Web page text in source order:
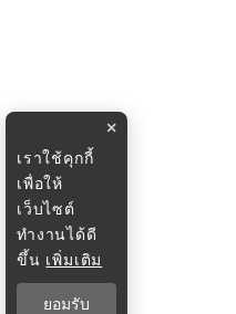
×
เราใช้คุกกี้
เพื่อให้
เว็บไซต์
ทำงานได้ดี
ขึ้น เพิ่มเติม
ยอมรับ